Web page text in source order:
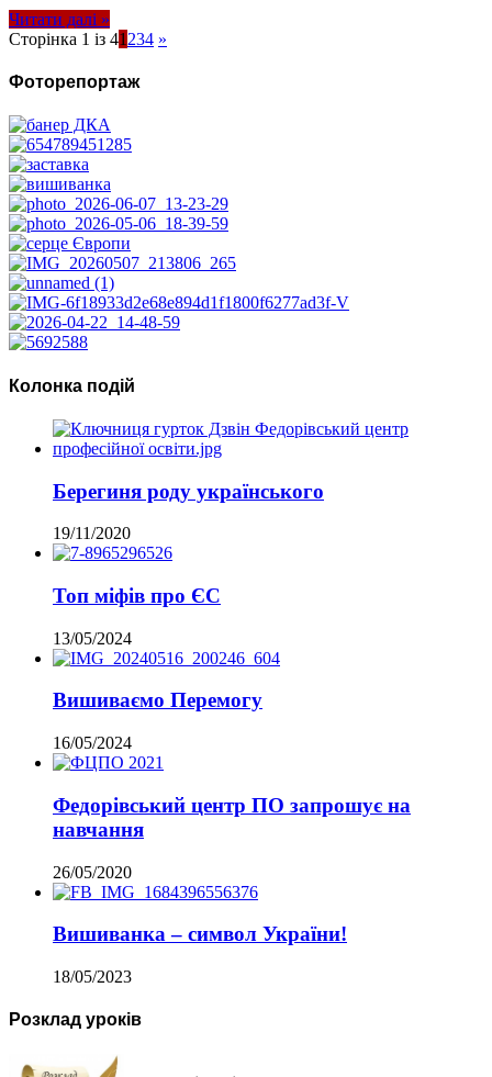
Читати далі »
Сторінка 1 із 41 234 »
Фоторепортаж
Колонка подій
Берегиня роду українського
19/11/2020
Топ міфів про ЄС
13/05/2024
Вишиваємо Перемогу
16/05/2024
Федорівський центр ПО запрошує на
навчання
26/05/2020
Вишиванка – символ України!
18/05/2023
Розклад уроків